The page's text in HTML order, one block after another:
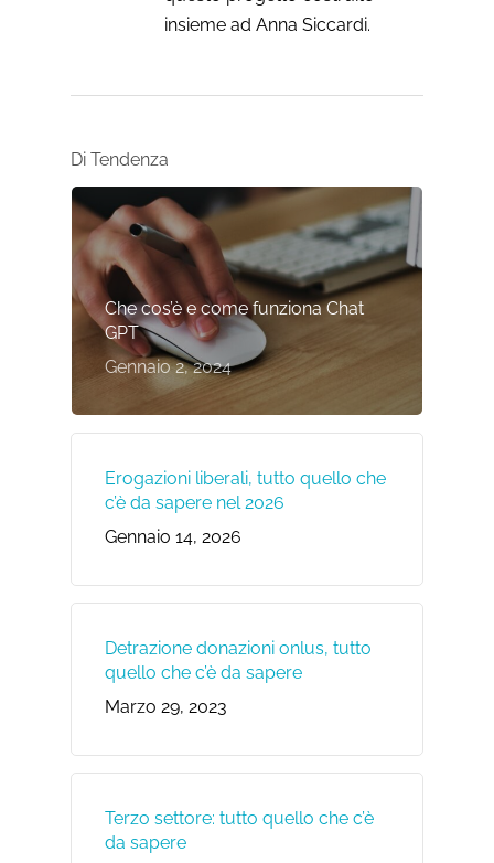
insieme ad Anna Siccardi.
Di Tendenza
Che cos’è e come funziona Chat
GPT
Gennaio 2, 2024
Erogazioni liberali, tutto quello che
c’è da sapere nel 2026
Gennaio 14, 2026
Detrazione donazioni onlus, tutto
quello che c’è da sapere
Marzo 29, 2023
Terzo settore: tutto quello che c’è
da sapere